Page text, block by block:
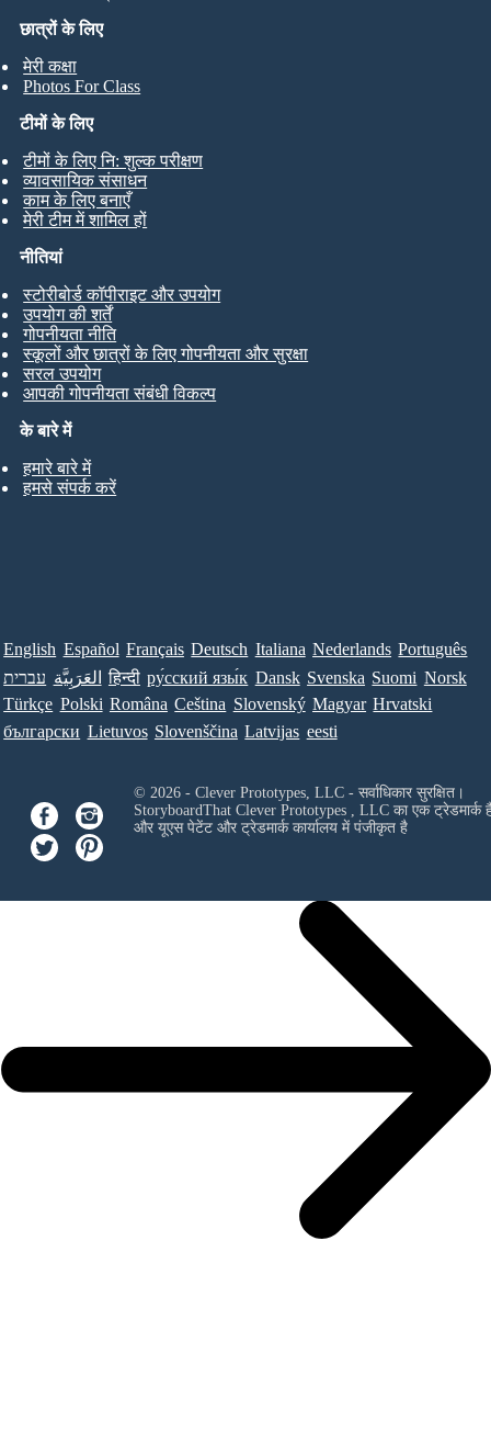
छात्रों के लिए
मेरी कक्षा
Photos For Class
टीमों के लिए
टीमों के लिए नि: शुल्क परीक्षण
व्यावसायिक संसाधन
काम के लिए बनाएँ
मेरी टीम में शामिल हों
के बारे में
हमारे बारे में
हमसे संपर्क करें
नीतियां
स्टोरीबोर्ड कॉपीराइट और उपयोग
उपयोग की शर्तें
गोपनीयता नीति
स्कूलों और छात्रों के लिए गोपनीयता और सुरक्षा
सरल उपयोग
आपकी गोपनीयता संबंधी विकल्प
English Español Français Deutsch Italiana Nederlands Português
עברית العَرَبِيَّة हिन्दी ру́сский язы́к Dansk Svenska Suomi Norsk
Türkçe Polski Româna Ceština Slovenský Magyar Hrvatski
български Lietuvos Slovenščina Latvijas eesti
© 2026 - Clever Prototypes, LLC - सर्वाधिकार सुरक्षित।
StoryboardThat Clever Prototypes , LLCका एक ट्रेडमार्क
और यूएस पेटेंट और ट्रेडमार्क कार्यालय में पंजीकृत है